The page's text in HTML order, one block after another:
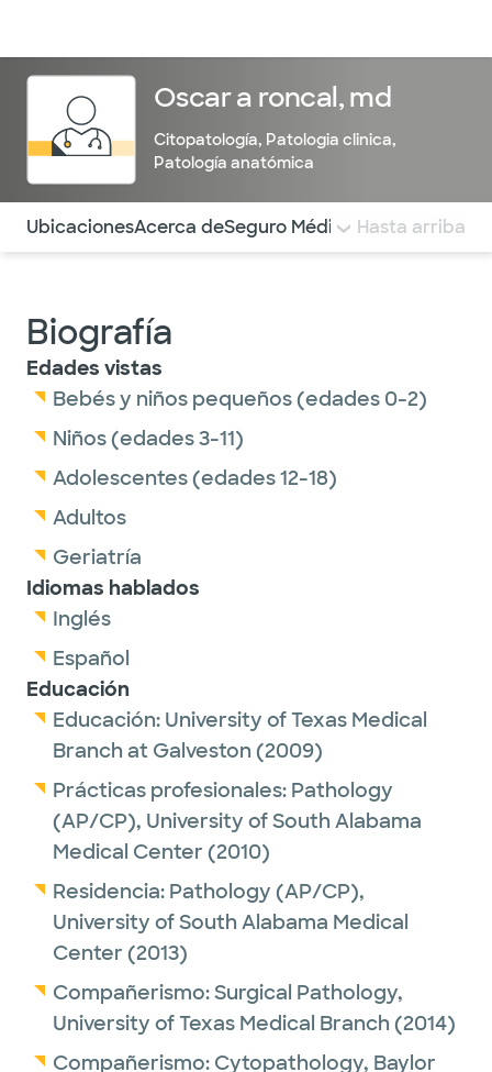
Oscar a roncal, md
Citopatología, Patologia clinica,
Patología anatómica
Utilice esta navegación para saltar rápidamente a
UbicacionesAcerca deSeguro Médico COMENTARIOS
Hasta arriba
Biografía
Edades vistas
Bebés y niños pequeños (edades 0-2)
Niños (edades 3-11)
Adolescentes (edades 12-18)
Adultos
Geriatría
Idiomas hablados
Inglés
Español
Educación
Educación: University of Texas Medical
Branch at Galveston (2009)
Prácticas profesionales: Pathology
(AP/CP), University of South Alabama
Medical Center (2010)
Residencia: Pathology (AP/CP),
University of South Alabama Medical
Center (2013)
Compañerismo:Surgical Pathology,
University of Texas Medical Branch (2014)
Compañerismo: Cytopathology, Baylor